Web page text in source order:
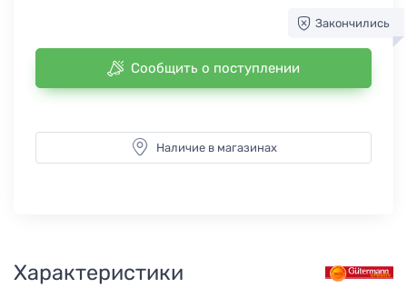
Закончились
Сообщить о поступлении
Наличие в магазинах
Характеристики